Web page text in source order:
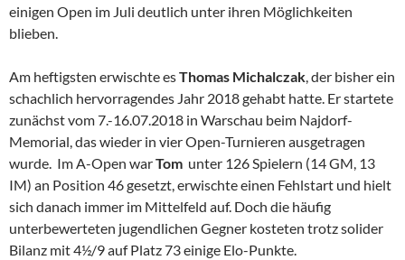
einigen Open im Juli deutlich unter ihren Möglichkeiten
blieben.
Am heftigsten erwischte esThomas Michalczak, der bisher ein
schachlich hervorragendes Jahr 2018 gehabt hatte. Er startete
zunächst vom 7.-16.07.2018 in Warschau beim Najdorf-
Memorial, das wieder in vier Open-Turnieren ausgetragen
wurde. Im A-Open warTom unter 126 Spielern (14 GM, 13
IM) an Position 46 gesetzt, erwischte einen Fehlstart und hielt
sich danach immer im Mittelfeld auf. Doch die häufig
unterbewerteten jugendlichen Gegner kosteten trotz solider
Bilanz mit 4½/9 auf Platz 73 einige Elo-Punkte.